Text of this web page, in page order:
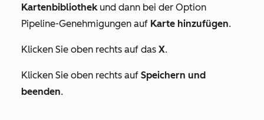
Kartenbibliothekund dann bei der Option
Pipeline-Genehmigungen auf Karte hinzufügen.
Klicken Sie oben rechts auf das X.
Klicken Sie oben rechts auf Speichern und
beenden.